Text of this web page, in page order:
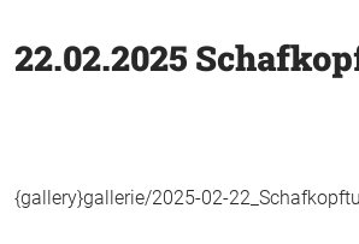
22.02.2025
{gallery}gallerie/2025-02-